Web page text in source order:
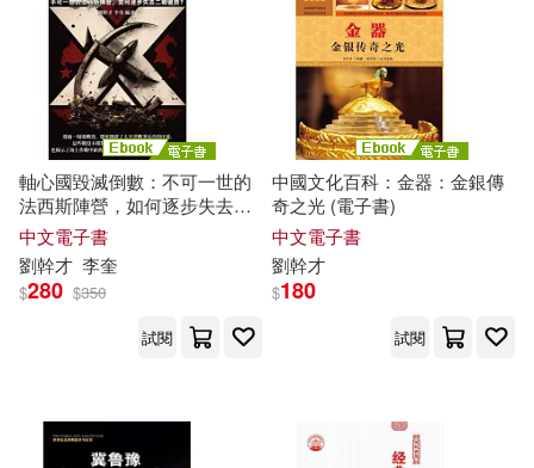
劉幹才（編）(2) 李正蕊(2)
劉幹才（主編）(1)
潘于真，劉幹才 編著(1)
（蘇）比安基(1)
團結出版社(31)
千華駐科技(17)
汕頭大學出版社(9)
中版集團(8) 崧燁文化(8)
安徽人民出版社(7)
崧博出版(6)
展開
配送方式
可海外宅配(71)
軸心國毀滅倒數：不可一世的
法西斯陣營，如何逐步失去二
戰優勢? (電子書)
中文電子書
劉幹才 李奎
$280 $350
試閱
中國文化百科：金器：金銀傳
奇之光 (電子書)
中文電子書
劉幹才
$180
試閱